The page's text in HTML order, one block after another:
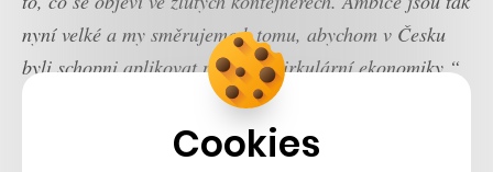
nyní velké a my směrujeme k tomu, abychom v Česku
byli schopni aplikovat principy cirkulární ekonomiky,“
V současné době už fáze příprav zálohového systému v
Cookies